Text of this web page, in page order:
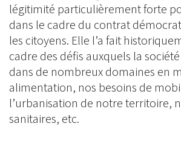
légitimité particulièrement forte
dans le cadre du contrat
les citoyens. Elle l’a fait
cadre des défis auxquels la
dans de nombreux domaines en
alimentation, nos besoins de
l’urbanisation de notre territoire,
sanitaires, etc.